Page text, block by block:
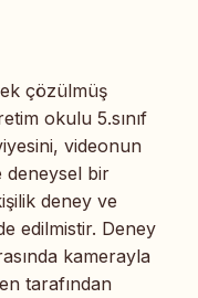
çözülmüş
okulu 5.sınıf
videonun
deneysel bir
deney ve
edilmistir. Deney
kamerayla
tarafından